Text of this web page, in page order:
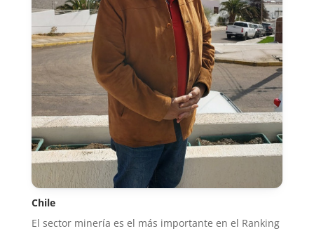
Chile
El sector minería es el más importante en el Ranking